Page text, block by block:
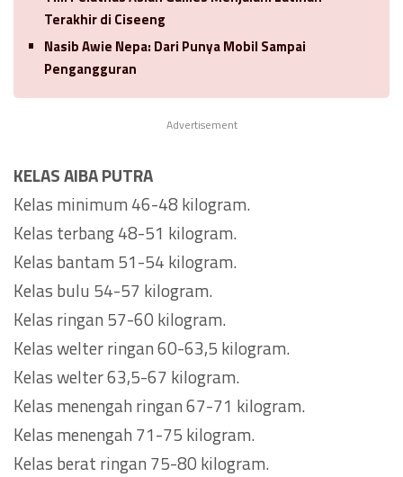
Terakhir di Ciseeng
Nasib Awie Nepa: Dari Punya Mobil Sampai
Pengangguran
Advertisement
KELAS AIBA PUTRA
Kelas minimum 46-48 kilogram.
Kelas terbang 48-51 kilogram.
Kelas bantam 51-54 kilogram.
Kelas bulu 54-57 kilogram.
Kelas ringan 57-60 kilogram.
Kelas welter ringan 60-63,5 kilogram.
Kelas welter 63,5-67 kilogram.
Kelas menengah ringan 67-71 kilogram.
Kelas menengah 71-75 kilogram.
Kelas berat ringan 75-80 kilogram.